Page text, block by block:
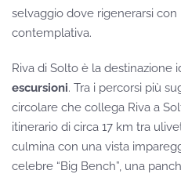
selvaggio dove rigenerarsi
contemplativa.
Riva di Solto è la destinazione
escursioni. Tra i percorsi più
circolare che collega Riva a
itinerario di circa 17 km tra
culmina con una vista
celebre “Big Bench”, una